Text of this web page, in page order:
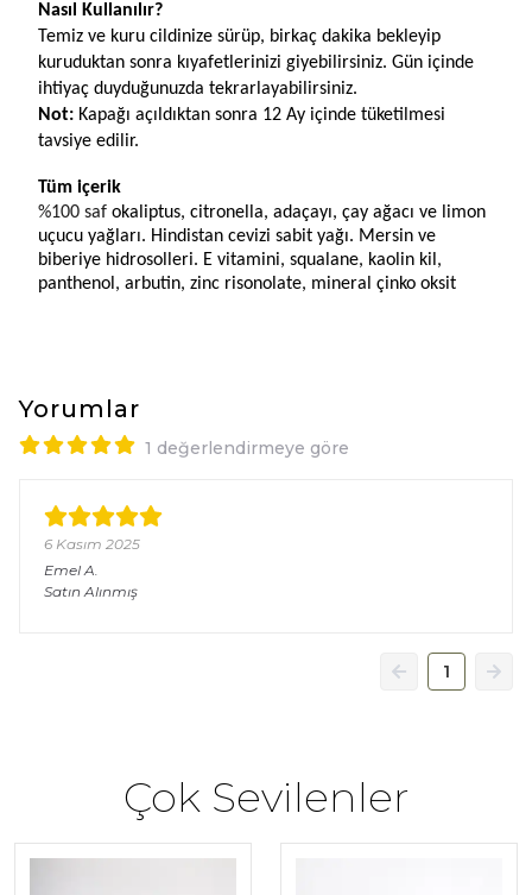
Nasıl Kullanılır?
Temiz ve kuru cildinize sürüp, birkaç dakika bekleyip
kuruduktan sonra kıyafetlerinizi giyebilirsiniz. Gün içinde
ihtiyaç duyduğunuzda tekrarlayabilirsiniz.
Not: Kapağı açıldıktan sonra 12 Ay içinde tüketilmesi
tavsiye edilir.
Tüm içerik
%100 saf okaliptus, citronella, adaçayı, çay ağacı ve limon
uçucu yağları. Hindistan cevizi sabit yağı. Mersin ve
biberiye hidrosolleri. E vitamini, squalane, kaolin kil,
panthenol, arbutin, zinc risonolate, mineral çinko oksit
Yorumlar
1 değerlendirmeye göre
6 Kasım 2025
Emel A.
Satın Alınmış
1
Çok Sevilenler